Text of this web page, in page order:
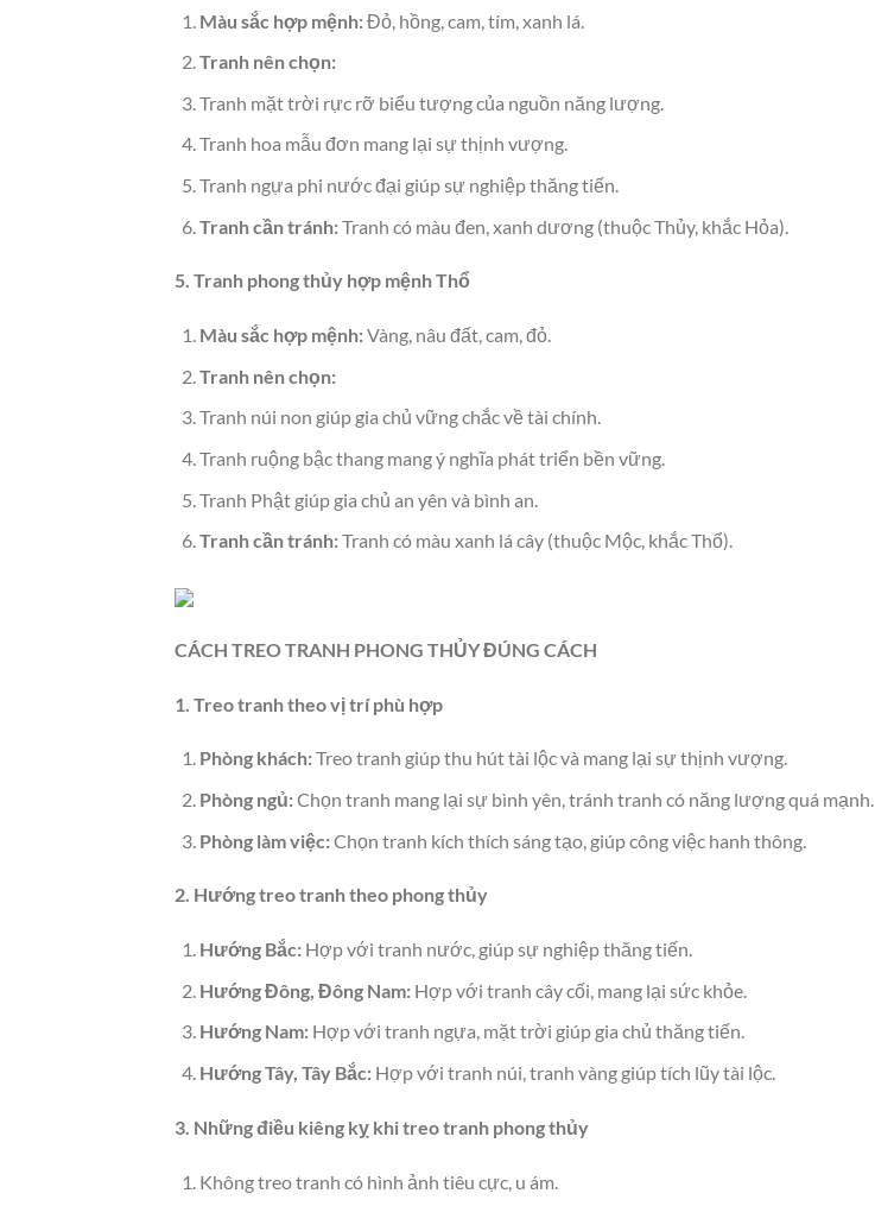
Màu sắc hợp mệnh:Đỏ, hồng, cam, tím, xanh lá.
Tranh nên chọn:
Tranh mặt trời rực rỡ biểu tượng của nguồn năng lượng.
Tranh hoa mẫu đơn mang lại sự thịnh vượng.
Tranh ngựa phi nước đại giúp sự nghiệp thăng tiến.
Tranh cần tránh:Tranh có màu đen, xanh dương (thuộc Thủy, khắc Hỏa).
5. Tranh phong thủy hợp mệnh Thổ
Màu sắc hợp mệnh:Vàng, nâu đất, cam, đỏ.
Tranh nên chọn:
Tranh núi non giúp gia chủ vững chắc về tài chính.
Tranh ruộng bậc thang mang ý nghĩa phát triển bền vững.
Tranh Phật giúp gia chủ an yên và bình an.
Tranh cần tránh:Tranh có màu xanh lá cây (thuộc Mộc, khắc Thổ).
CÁCH TREO TRANH PHONG THỦY ĐÚNG CÁCH
1. Treo tranh theo vị trí phù hợp
Phòng khách:Treo tranh giúp thu hút tài lộc và mang lại sự thịnh vượng.
Phòng ngủ:Chọn tranh mang lại sự bình yên, tránh tranh có năng lượng quá mạnh.
Phòng làm việc:Chọn tranh kích thích sáng tạo, giúp công việc hanh thông.
2. Hướng treo tranh theo phong thủy
Hướng Bắc:Hợp với tranh nước, giúp sự nghiệp thăng tiến.
Hướng Đông, Đông Nam:Hợp với tranh cây cối, mang lại sức khỏe.
Hướng Nam:Hợp với tranh ngựa, mặt trời giúp gia chủ thăng tiến.
Hướng Tây, Tây Bắc:Hợp với tranh núi, tranh vàng giúp tích lũy tài lộc.
3. Những điều kiêng kỵ khi treo tranh phong thủy
Không treo tranh có hình ảnh tiêu cực, u ám.